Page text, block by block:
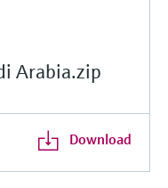
Arabia.zip
Download